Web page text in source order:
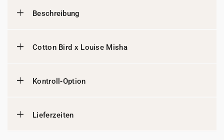
Beschreibung
Cotton Bird x Louise Misha
Kontroll-Option
Lieferzeiten